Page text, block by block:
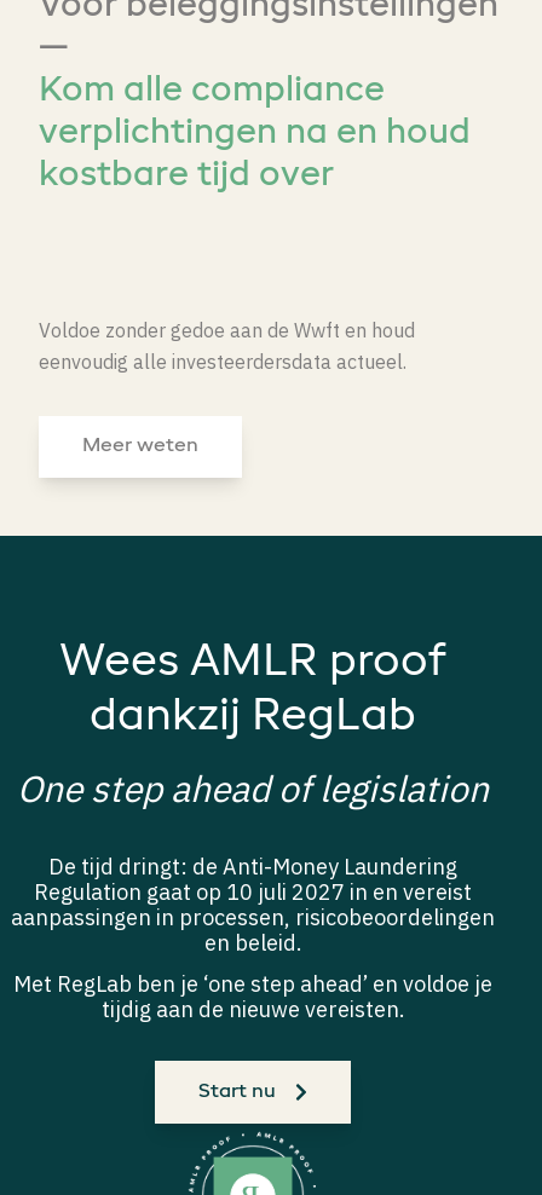
—
Kom alle compliance
verplichtingen na en houd
kostbare tijd over
Voldoe zonder gedoe aan de Wwft en houd
eenvoudig alle investeerdersdata actueel.
Meer weten
Wees AMLR proof
dankzij RegLab
One step ahead of legislation
De tijd dringt: de Anti-Money Laundering
Regulation gaat op 10 juli 2027 in en vereist
aanpassingen in processen, risicobeoordelingen
en beleid.
Met RegLab ben je ‘one step ahead’ en voldoe je
tijdig aan de nieuwe vereisten.
Start nu